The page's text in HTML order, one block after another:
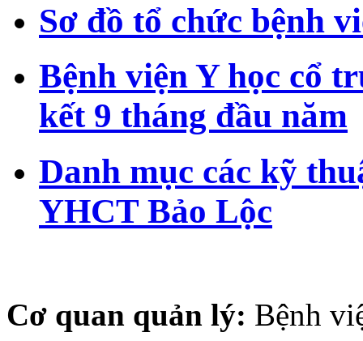
Sơ đồ tổ chức bệnh
Bệnh viện Y học cổ
kết 9 tháng đầu năm
Danh mục các kỹ
YHCT Bảo Lộc
Cơ quan quản lý: Bệnh